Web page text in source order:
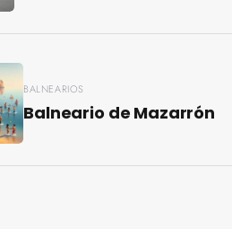
BALNEARIOS
Balneario de Mazarrón